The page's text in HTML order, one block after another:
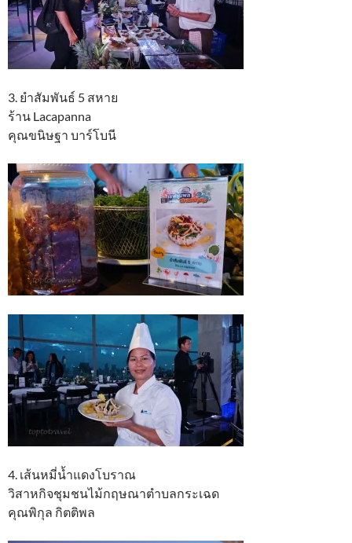
3. ยำสัมพันธ์ 5 สหาย
ร้าน Lacapanna
คุณขนิษฐา บาร์โบนี
4. เส้นหมี่น้ำแดงโบราณ
วิสาหกิจชุมชนไม้กฤษณาตำบลกระเฉด
คุณพิกุล กิตติพล